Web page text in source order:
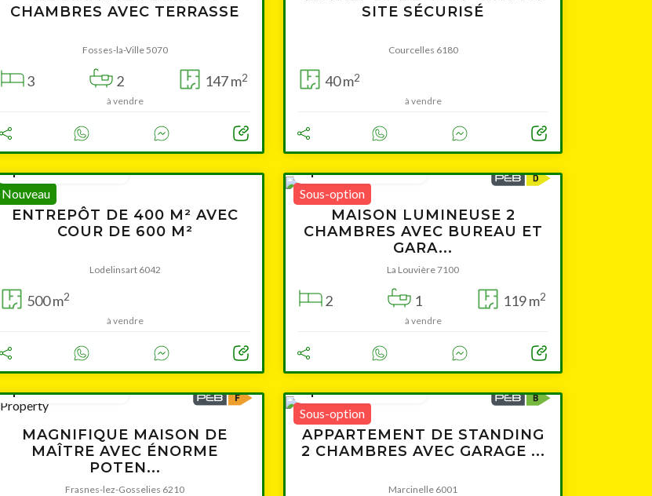
CHAMBRES AVEC TERRASSE
Fosses-la-Ville 5070
3 2 147 m2
à vendre
SITE SÉCURISÉ
Courcelles 6180
40 m2
à vendre
Nouveau
à partir de 245 000 €
ENTREPÔT DE 400 M² AVEC
COUR DE 600 M²
Lodelinsart 6042
500 m2
à vendre
Sous-option
à partir de 189 000 €
MAISON LUMINEUSE 2
CHAMBRES AVEC BUREAU ET
GARA...
La Louvière 7100
2 1 119 m2
à vendre
à partir de 395 000 €
MAGNIFIQUE MAISON DE
MAÎTRE AVEC ÉNORME
POTEN...
Frasnes-lez-Gosselies 6210
Sous-option
à partir de 125 000 €
APPARTEMENT DE STANDING
2 CHAMBRES AVEC GARAGE ...
Marcinelle 6001